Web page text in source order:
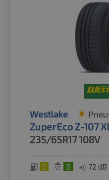
Westlake
ZuperEco Z-107
235/65R17108V
C B 72 dB